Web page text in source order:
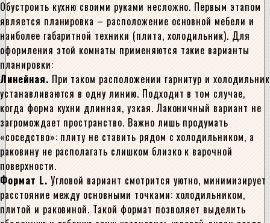
Обустроить кухню своими руками несложно. Первым этапом
является планировка – расположение основной мебели и
наиболее габаритной техники (плита, холодильник). Для
оформления этой комнаты применяются такие варианты
планировки:
Линейная. При таком расположении гарнитур и холодильник
устанавливаются в одну линию. Подходит в том случае,
когда форма кухни длинная, узкая. Лаконичный вариант не
загромождает пространство. Важно лишь продумать
«соседство»: плиту не ставить рядом с холодильником, а
раковину не располагать слишком близко к варочной
поверхности.
Формат L. Угловой вариант смотрится уютно, минимизирует
расстояние между основными точками: холодильником,
плитой и раковиной. Такой формат позволяет выделить